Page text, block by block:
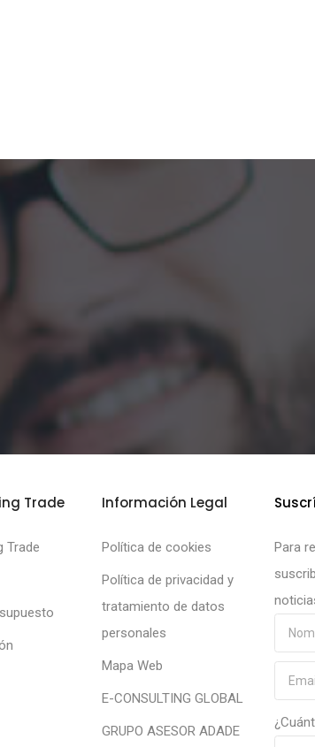
Trade
Trade
Información Legal
Política de cookies
Política de privacidad y
tratamiento de datos
personales
Mapa Web
E-CONSULTING GLOBAL
GRUPO ASESOR ADADE
Para